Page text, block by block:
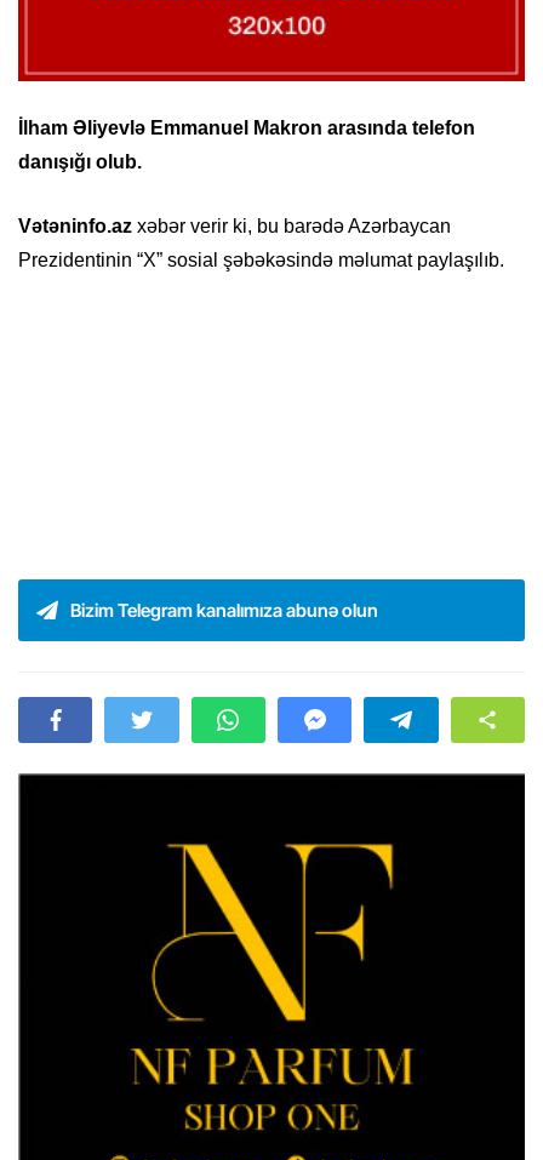
İlham Əliyevlə Emmanuel Makron arasında telefon
danışığı olub.
Vətəninfo.az xəbər verir ki, bu barədə Azərbaycan
Prezidentinin “X” sosial şəbəkəsində məlumat paylaşılıb.
Bizim Telegram kanalımıza abunə olun